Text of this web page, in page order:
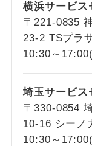
横浜サービス
〒221-0835
23-2 TSプラ
10:30～
埼玉サービス
〒330-0854
10-16 シーノ
10:30～